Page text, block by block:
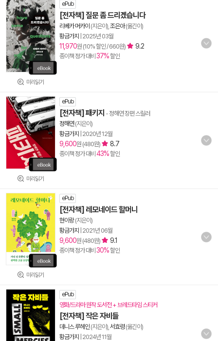
미리읽기
ePub
[전자책] 질문 좀 드리겠습니다
리베카 머카이 (지은이), 조은아(옮긴이)
황금가지
2025년 03월
11,970원 (10% 할인 / 660원) 9.2
종이책 정가 대비 37%할인
미리읽기
ePub
[전자책] 패키지 - 정해연 장편 스릴러
정해연(지은이)
황금가지
2020년 12월
9,600원 (480원) 8.7
종이책 정가 대비 43%할인
미리읽기
ePub
[전자책] 레모네이드 할머니
현이랑(지은이)
황금가지
2021년 06월
9,600원 (480원) 9.1
종이책 정가 대비 30%할인
ePub
영화/드라마 원작 도서전 + 브레드타임 스티커
[전자책] 작은 자비들
데니스 루헤인 (지은이), 서효령(옮긴이)
황금가지
2024년 11월